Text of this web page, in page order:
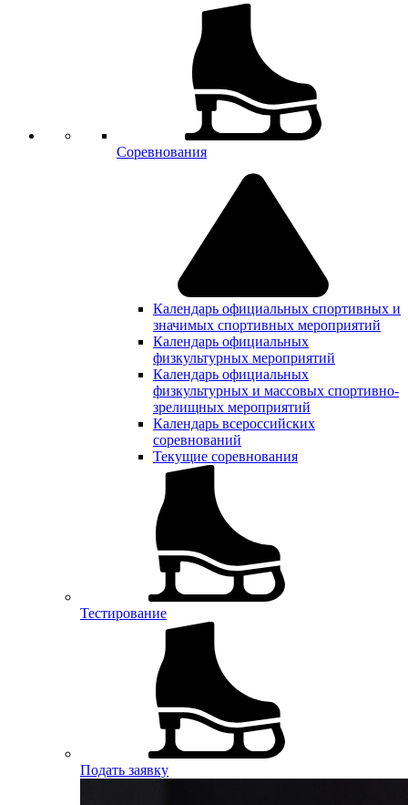
Соревнования
Календарь официальных спортивных и
значимых спортивных мероприятий
Календарь официальных
физкультурных мероприятий
Календарь официальных
физкультурных и массовых спортивно-
зрелищных мероприятий
Календарь всероссийских
соревнований
Текущие соревнования
Тестирование
Подать заявку